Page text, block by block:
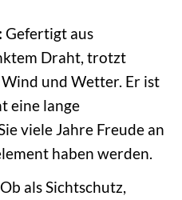
Gefertigt aus
Draht, trotzt
und Wetter. Er ist
eine lange
viele Jahre Freude an
haben werden.
Ob als Sichtschutz,